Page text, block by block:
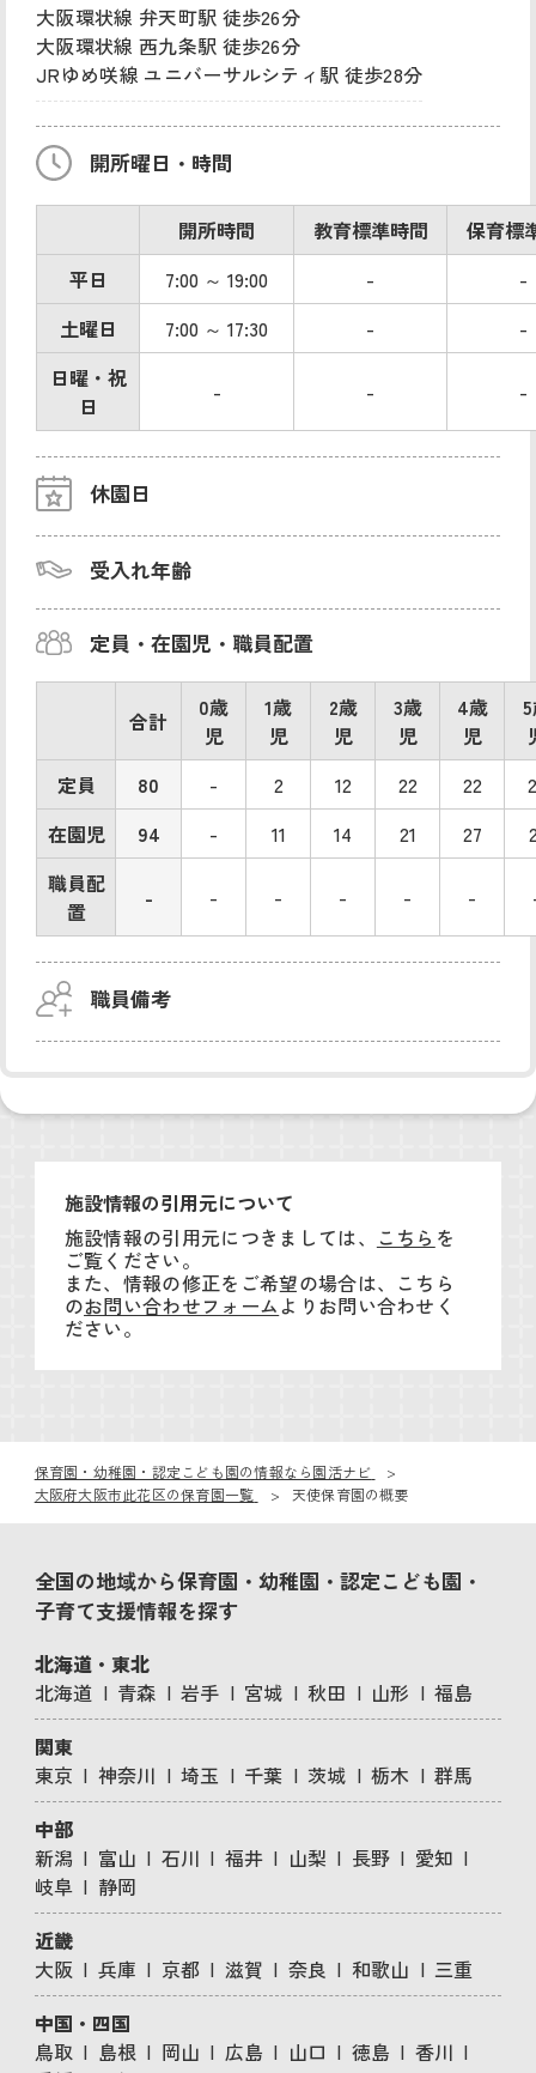
大阪環状線 弁天町駅 徒歩26分
大阪環状線 西九条駅 徒歩26分
JRゆめ咲線 ユニバーサルシティ駅 徒歩28分
開所曜日・時間
開所時間 教育標準時間
保育標
平日
7:00 ～ 19:00 -
-
土曜日
7:00 ～ 17:30 -
-
日曜・祝
日
- - -
休園日
受入れ年齢
定員・在園児・職員配置
合計
0歳
児
1歳
児
2歳
児
3歳
児
4歳
児
定員
80 - 2 12 22 22
在園児
94 - 11 14 21 27
職員配
置
- - - - - -
職員備考
施設情報の引用元について
施設情報の引用元につきましては、 こちら を
ご覧ください。
また、情報の修正をご希望の場合は、こちら
のお問い合わせフォームよりお問い合わせく
ださい。
保育園・幼稚園・認定こども園の情報なら園活ナビ
大阪府大阪市此花区の保育園一覧
天使保育園の概要
全国の地域から保育園・幼稚園・認定こども園・
子育て支援情報を探す
北海道・東北
北海道
青森 岩手 宮城 秋田 山形
福島
関東
東京
神奈川 埼玉 千葉 茨城 栃木
群馬
中部
新潟
富山 石川 福井 山梨 長野
愛知
岐阜
静岡
近畿
大阪
兵庫 京都 滋賀 奈良 和歌山
三重
中国・四国
鳥取
島根 岡山 広島 山口 徳島
香川